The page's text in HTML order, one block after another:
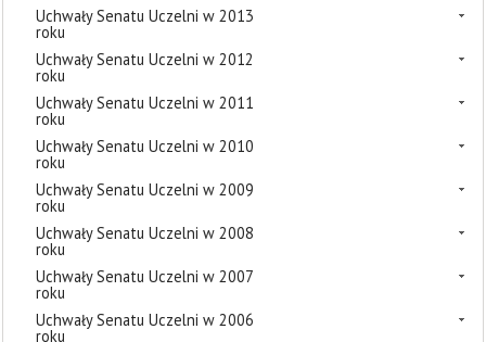
Uchwały Senatu Uczelni w 2013
roku
Uchwały Senatu Uczelni w 2012
roku
Uchwały Senatu Uczelni w 2011
roku
Uchwały Senatu Uczelni w 2010
roku
Uchwały Senatu Uczelni w 2009
roku
Uchwały Senatu Uczelni w 2008
roku
Uchwały Senatu Uczelni w 2007
roku
Uchwały Senatu Uczelni w 2006
roku